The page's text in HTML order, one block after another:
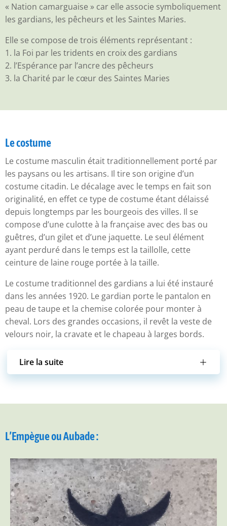
« Nation camarguaise » car elle associe symboliquement
les gardians, les pêcheurs et les Saintes Maries.
Elle se compose de trois éléments représentant :
1. la Foi par les tridents en croix des gardians
2. l’Espérance par l’ancre des pêcheurs
3. la Charité par le cœur des Saintes Maries
Le costume
Le costume masculin était traditionnellement porté par
les paysans ou les artisans. Il tire son origine d’un
costume citadin. Le décalage avec le temps en fait son
originalité, en effet ce type de costume étant délaissé
depuis longtemps par les bourgeois des villes. Il se
compose d’une culotte à la française avec des bas ou
guêtres, d’un gilet et d’une jaquette. Le seul élément
ayant perduré dans le temps est la taillolle, cette
ceinture de laine rouge portée à la taille.
Le costume traditionnel des gardians a lui été instauré
dans les années 1920. Le gardian porte le pantalon en
peau de taupe et la chemise colorée pour monter à
cheval. Lors des grandes occasions, il revêt la veste de
velours noir, la cravate et le chapeau à larges bords.
Lire la suite
L’Empègue ou Aubade :